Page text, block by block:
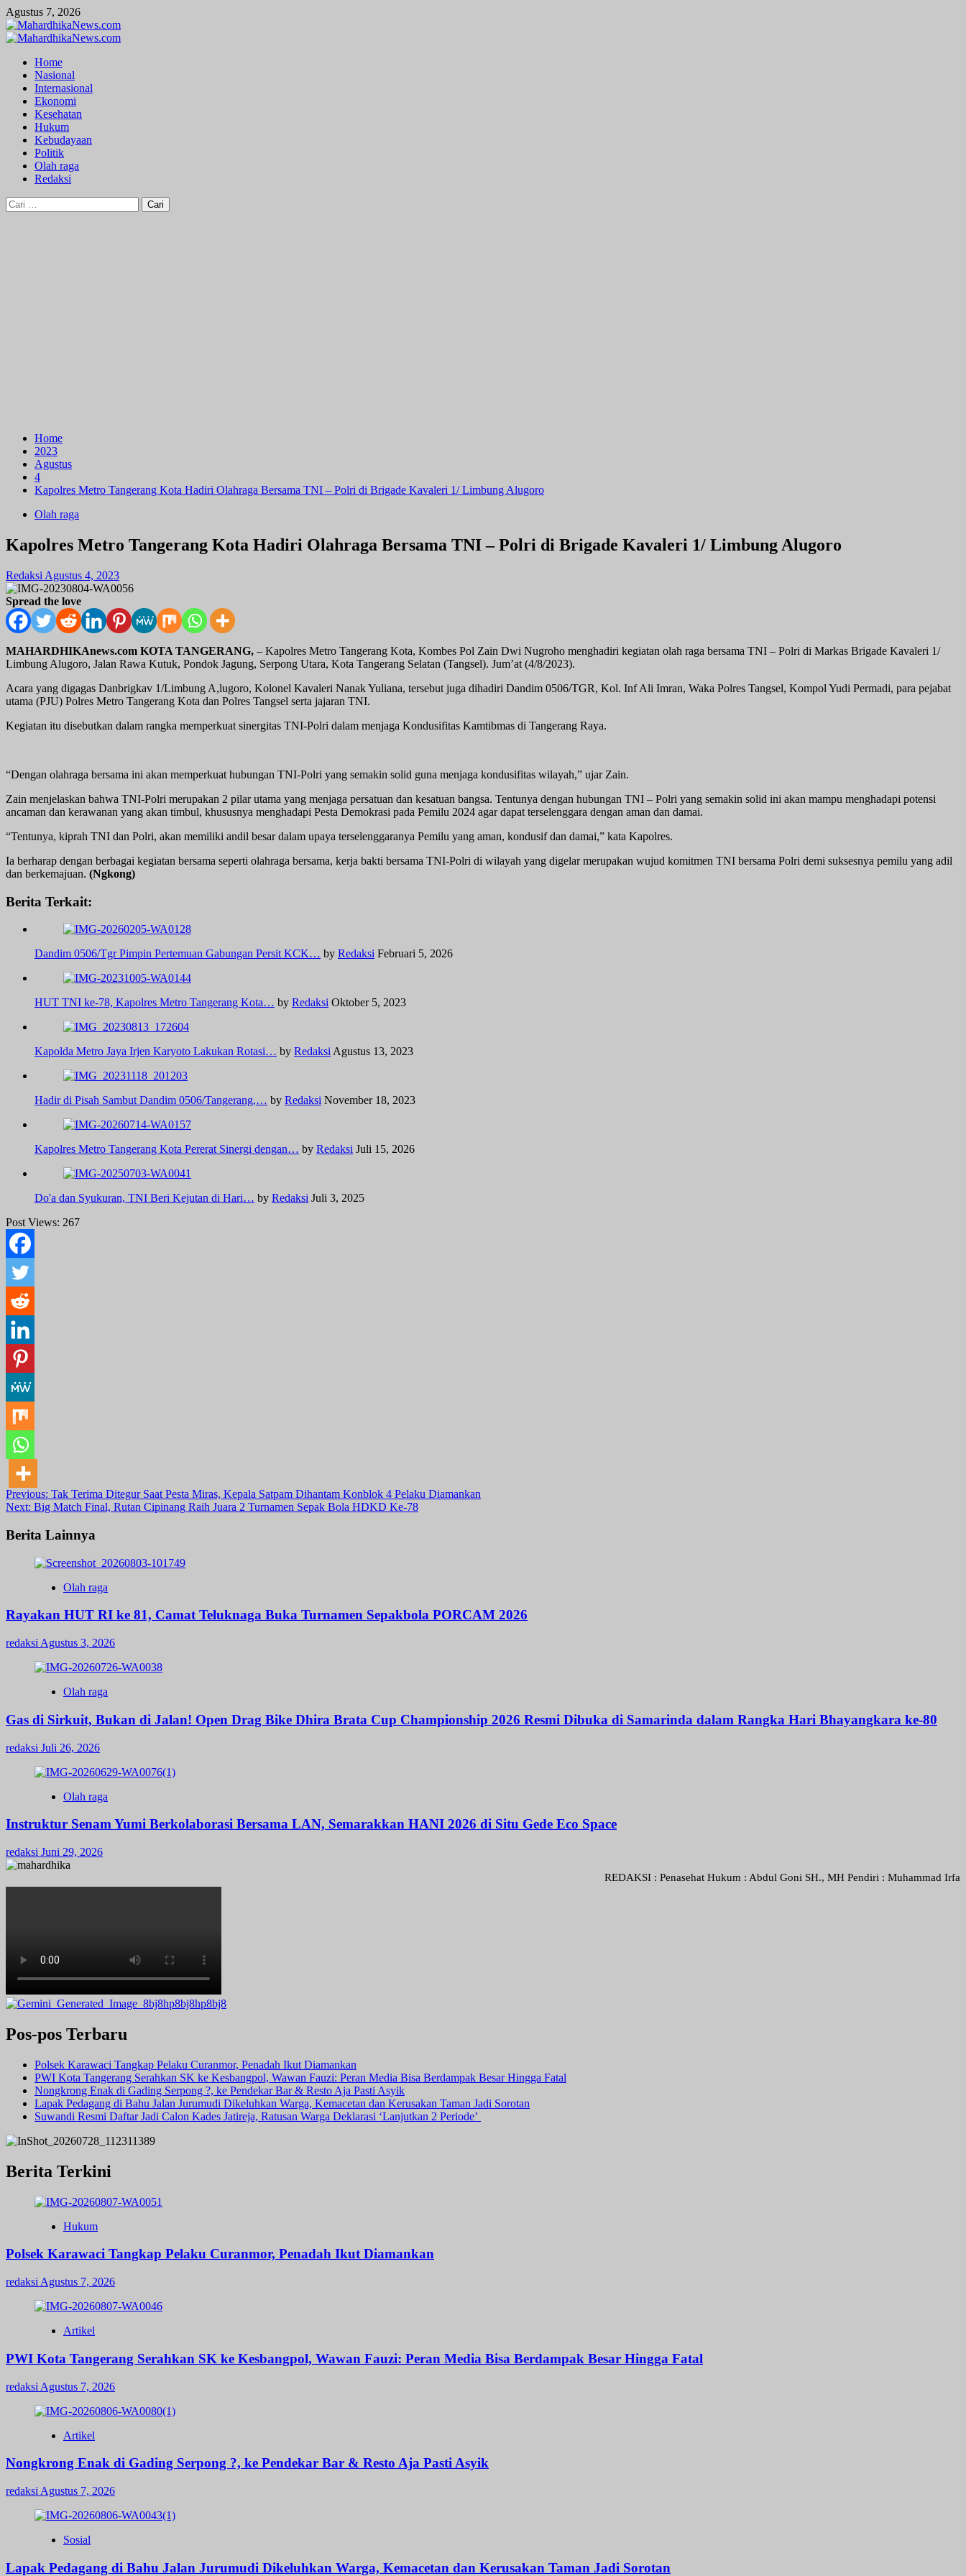
Skip
to
content
Agustus 7, 2026
Primary
Home
Nasional
Internasional
Ekonomi
Kesehatan
Hukum
Kebudayaan
Politik
Olah raga
Redaksi
Cari
untuk:
Home
2023
Agustus
4
Kapolres Metro Tangerang Kota Hadiri Olahraga Bersama TNI – Polri di Brigade Kavaleri 1/ Limbung Alugoro
Olah raga
Kapolres Metro Tangerang Kota Hadiri Olahraga Bersama TNI – Polri di Brigade Kavaleri 1/ Limbung Alugoro
Redaksi Agustus 4, 2023
Spread the love
MAHARDHIKAnews.com KOTA TANGERANG, – Kapolres Metro Tangerang Kota, Kombes Pol Zain Dwi Nugroho menghadiri kegiatan olah raga bersama TNI – Polri di Markas Brigade Kavaleri 1/
Limbung Alugoro, Jalan Rawa Kutuk, Pondok Jagung, Serpong Utara, Kota Tangerang Selatan (Tangsel). Jum’at (4/8/2023).
Acara yang digagas Danbrigkav 1/Limbung A,lugoro, Kolonel Kavaleri Nanak Yuliana, tersebut juga dihadiri Dandim 0506/TGR, Kol. Inf Ali Imran, Waka Polres Tangsel, Kompol Yudi Permadi, para pejabat
utama (PJU) Polres Metro Tangerang Kota dan Polres Tangsel serta jajaran TNI.
Kegiatan itu disebutkan dalam rangka memperkuat sinergitas TNI-Polri dalam menjaga Kondusifitas Kamtibmas di Tangerang Raya.
“Dengan olahraga bersama ini akan memperkuat hubungan TNI-Polri yang semakin solid guna menjaga kondusifitas wilayah,” ujar Zain.
Zain menjelaskan bahwa TNI-Polri merupakan 2 pilar utama yang menjaga persatuan dan kesatuan bangsa. Tentunya dengan hubungan TNI – Polri yang semakin solid ini akan mampu menghadapi potensi
ancaman dan kerawanan yang akan timbul, khususnya menghadapi Pesta Demokrasi pada Pemilu 2024 agar dapat terselenggara dengan aman dan damai.
“Tentunya, kiprah TNI dan Polri, akan memiliki andil besar dalam upaya terselenggaranya Pemilu yang aman, kondusif dan damai,” kata Kapolres.
Ia berharap dengan berbagai kegiatan bersama seperti olahraga bersama, kerja bakti bersama TNI-Polri di wilayah yang digelar merupakan wujud komitmen TNI bersama Polri demi suksesnya pemilu yang adil
dan berkemajuan. (Ngkong)
Berita Terkait:
Dandim 0506/Tgr Pimpin Pertemuan Gabungan Persit KCK… by Redaksi Februari 5, 2026
HUT TNI ke-78, Kapolres Metro Tangerang Kota… by Redaksi Oktober 5, 2023
Kapolda Metro Jaya Irjen Karyoto Lakukan Rotasi… by Redaksi Agustus 13, 2023
Hadir di Pisah Sambut Dandim 0506/Tangerang,… by Redaksi November 18, 2023
Kapolres Metro Tangerang Kota Pererat Sinergi dengan… by Redaksi Juli 15, 2026
Do'a dan Syukuran, TNI Beri Kejutan di Hari… by Redaksi Juli 3, 2025
Post Views: 267
Post
navigation
Previous: Tak Terima Ditegur Saat Pesta Miras, Kepala Satpam Dihantam Konblok 4 Pelaku Diamankan
Next: Big Match Final, Rutan Cipinang Raih Juara 2 Turnamen Sepak Bola HDKD Ke-78
Berita Lainnya
Olah raga
Rayakan HUT RI ke 81, Camat Teluknaga Buka Turnamen Sepakbola PORCAM 2026
redaksi Agustus 3, 2026
Olah raga
Gas di Sirkuit, Bukan di Jalan! Open Drag Bike Dhira Brata Cup Championship 2026 Resmi Dibuka di Samarinda dalam Rangka Hari Bhayangkara ke-80
redaksi Juli 26, 2026
Olah raga
Instruktur Senam Yumi Berkolaborasi Bersama LAN, Semarakkan HANI 2026 di Situ Gede Eco Space
redaksi Juni 29, 2026
REDAKSI : Penasehat Hukum : Abdul Goni SH., MH Pendiri : Muhammad Irfansyah,
Pos-pos Terbaru
Polsek Karawaci Tangkap Pelaku Curanmor, Penadah Ikut Diamankan
PWI Kota Tangerang Serahkan SK ke Kesbangpol, Wawan Fauzi: Peran Media Bisa Berdampak Besar Hingga Fatal
Nongkrong Enak di Gading Serpong ?, ke Pendekar Bar & Resto Aja Pasti Asyik
Lapak Pedagang di Bahu Jalan Jurumudi Dikeluhkan Warga, Kemacetan dan Kerusakan Taman Jadi Sorotan
Suwandi Resmi Daftar Jadi Calon Kades Jatireja, Ratusan Warga Deklarasi ‘Lanjutkan 2 Periode’
Berita Terkini
Hukum
Polsek Karawaci Tangkap Pelaku Curanmor, Penadah Ikut Diamankan
redaksi Agustus 7, 2026
Artikel
PWI Kota Tangerang Serahkan SK ke Kesbangpol, Wawan Fauzi: Peran Media Bisa Berdampak Besar Hingga Fatal
redaksi Agustus 7, 2026
Artikel
Nongkrong Enak di Gading Serpong ?, ke Pendekar Bar & Resto Aja Pasti Asyik
redaksi Agustus 7, 2026
Sosial
Lapak Pedagang di Bahu Jalan Jurumudi Dikeluhkan Warga, Kemacetan dan Kerusakan Taman Jadi Sorotan